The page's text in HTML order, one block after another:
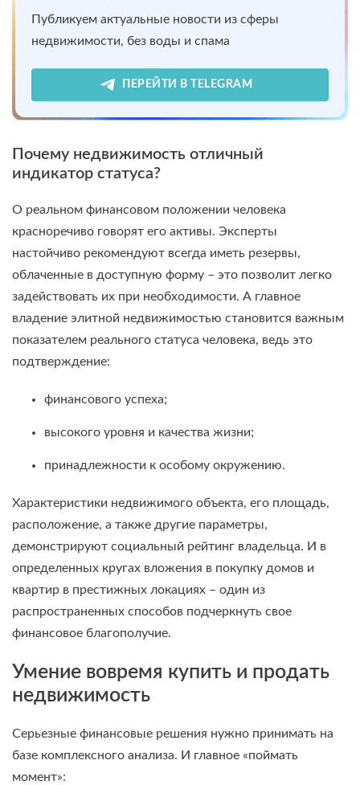
Публикуем актуальные новости из сферы
недвижимости, без воды и спама
ПЕРЕЙТИ В TELEGRAM
Почему недвижимость отличный
индикатор статуса?
О реальном финансовом положении человека
красноречиво говорят его активы. Эксперты
настойчиво рекомендуют всегда иметь резервы,
облаченные в доступную форму – это позволит легко
задействовать их при необходимости. А главное
владение элитной недвижимостью становится важным
показателем реального статуса человека, ведь это
подтверждение:
финансового успеха;
высокого уровня и качества жизни;
принадлежности к особому окружению.
Характеристики недвижимого объекта, его площадь,
расположение, а также другие параметры,
демонстрируют социальный рейтинг владельца. И в
определенных кругах вложения в покупку домов и
квартир в престижных локациях – один из
распространенных способов подчеркнуть свое
финансовое благополучие.
Умение вовремя купить и продать
недвижимость
Серьезные финансовые решения нужно принимать на
базе комплексного анализа. И главное «поймать
момент»: